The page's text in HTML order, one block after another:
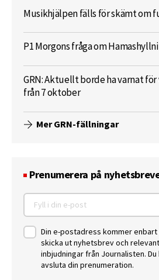
Musikhjälpen fälls för skämt om
P1 Morgons fråga om
GRN: Aktuellt borde ha varnat
från 7 oktober
Mer GRN-fällningar
Prenumerera på
Din e-postadress kommer
skicka ut nyhetsbrev och
inbjudningar från Journalisten.
avsluta din prenumeration.